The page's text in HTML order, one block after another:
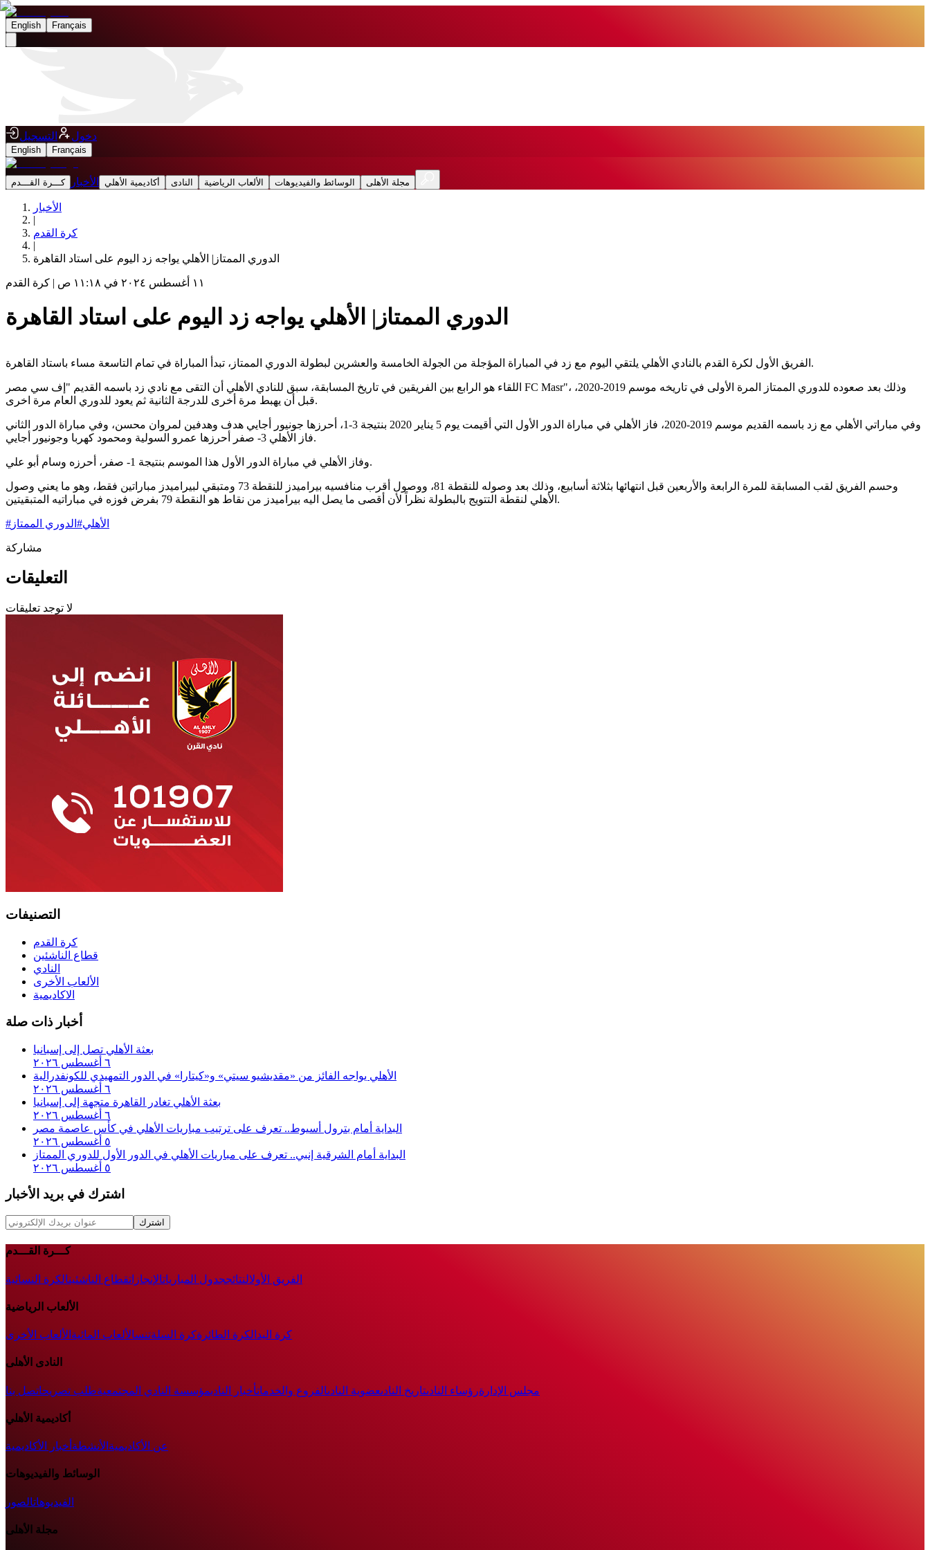
English Français
دخول التسجيل
English Français
كـــرة القـــدم الأخبار أكاديمية الأهلي النادى الألعاب الرياضية الوسائط والفيديوهات مجلة الأهلى
الأخبار
|
كرة القدم
|
الدوري الممتاز| الأهلي يواجه زد اليوم على استاد القاهرة
١١ أغسطس ٢٠٢٤ في ١١:١٨ ص | كرة القدم
الدوري الممتاز| الأهلي يواجه زد اليوم على استاد القاهرة
الفريق الأول لكرة القدم بالنادي الأهلي يلتقي اليوم مع زد في المباراة المؤجلة من الجولة الخامسة والعشرين لبطولة الدوري الممتاز، تبدأ المباراة في تمام التاسعة مساء باستاد القاهرة.
اللقاء هو الرابع بين الفريقين في تاريخ المسابقة، سبق للنادي الأهلي أن التقى مع نادي زد باسمه القديم "إف سي مصر FC Masr"، وذلك بعد صعوده للدوري الممتاز المرة الأولى في تاريخه موسم 2019-2020،
قبل أن يهبط مرة أخرى للدرجة الثانية ثم يعود للدوري العام مرة اخرى.
وفي مباراتي الأهلي مع زد باسمه القديم موسم 2019-2020، فاز الأهلي في مباراة الدور الأول التي أقيمت يوم 5 يناير 2020 بنتيجة 3-1، أحرزها جونيور أجايي هدف وهدفين لمروان محسن، وفي مباراة الدور الثاني
فاز الأهلي 3- صفر أحرزها عمرو السولية ومحمود كهربا وجونيور أجايي.
وفاز الأهلي في مباراة الدور الأول هذا الموسم بنتيجة 1- صفر، أحرزه وسام أبو علي.
وحسم الفريق لقب المسابقة للمرة الرابعة والأربعين قبل انتهائها بثلاثة أسابيع، وذلك بعد وصوله للنقطة 81، ووصول أقرب منافسيه بيراميدز للنقطة 73 ومتبقي لبيراميدز مباراتين فقط، وهو ما يعني وصول
الأهلي لنقطة التتويج بالبطولة نظراً لأن أقصى ما يصل اليه بيراميدز من نقاط هو النقطة 79 بفرض فوزه في مباراتيه المتبقيتين.
# الأهلي# الدوري الممتاز
مشاركة
التعليقات
لا توجد تعليقات
التصنيفات
كرة القدم
قطاع الناشئين
النادي
الألعاب الأخرى
الاكاديمية
أخبار ذات صلة
بعثة الأهلي تصل إلى إسبانيا
٦ أغسطس ٢٠٢٦
الأهلي يواجه الفائز من «مقديشيو سيتي» و«كيتارا» في الدور التمهيدي للكونفدرالية
٦ أغسطس ٢٠٢٦
بعثة الأهلي تغادر القاهرة متجهة إلى إسبانيا
٦ أغسطس ٢٠٢٦
البداية أمام بترول أسيوط.. تعرف على ترتيب مباريات الأهلي في كأس عاصمة مصر
٥ أغسطس ٢٠٢٦
البداية أمام الشرقية إنبي.. تعرف على مباريات الأهلي في الدور الأول للدوري الممتاز
٥ أغسطس ٢٠٢٦
اشترك في بريد الأخبار
اشترك
كـــرة القـــدم
الفريق الأولالنتائججدول المبارياتالإنجازاتقطاع الناشئينالكرة النسائية
الألعاب الرياضية
كرة اليد الكرة الطائرةكرة السلةتنسالألعاب المائية الألعاب الأخرى
النادى الأهلى
مجلس الإدارةرؤساء النادىتاريخ النادىعضوية النادىالفروع والخدماتأخبار الناديمؤسسة النادي المجتمعيةطلب تصريحاتصل بنا
أكاديمية الأهلي
عن الأكاديمية الأنشطة أخبار الأكاديمية
الوسائط والفيديوهات
الفيديوهاتالصور
مجلة الأهلى